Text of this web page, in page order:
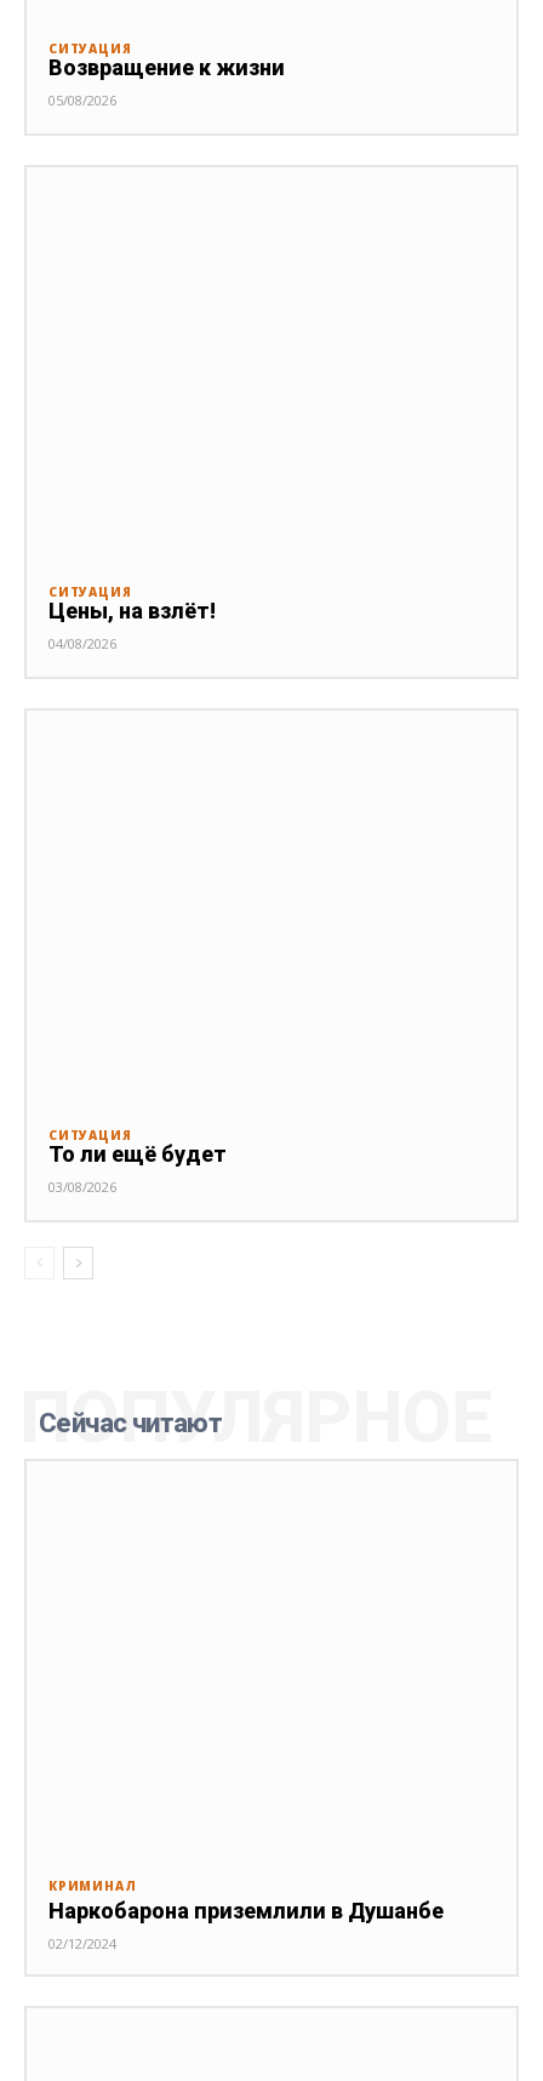
СИТУАЦИЯ
Возвращение к жизни
05/08/2026
СИТУАЦИЯ
Цены, на взлёт!
04/08/2026
СИТУАЦИЯ
То ли ещё будет
03/08/2026
Сейчас читают
ПОПУЛЯРНОЕ
КРИМИНАЛ
Наркобарона приземлили в Душанбе
02/12/2024